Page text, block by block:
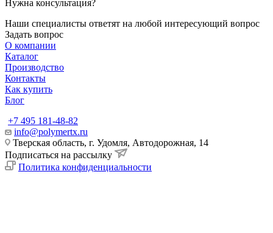
Нужна консультация?
Наши специалисты ответят на любой интересующий вопрос
Задать вопрос
О компании
Каталог
Производство
Контакты
Как купить
Блог
+7 495 181-48-82
info@polymertx.ru
Тверская область, г. Удомля, Автодорожная, 14
Подписаться на рассылку
Политика конфиденциальности